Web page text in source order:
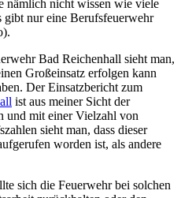
nämlich nicht wissen wie viele
nur eine Berufsfeuerwehr
Bad Reichenhall sieht man,
Großeinsatz erfolgen kann
Der Einsatzbericht zum
ist aus meiner Sicht der
und mit einer Vielzahl von
sieht man, dass dieser
worden ist, als andere
sich die Feuerwehr bei solchen